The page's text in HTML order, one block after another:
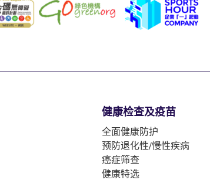
健康检查及疫苗
全面健康防护
预防退化性/慢性疾病
癌症筛查
健康特选